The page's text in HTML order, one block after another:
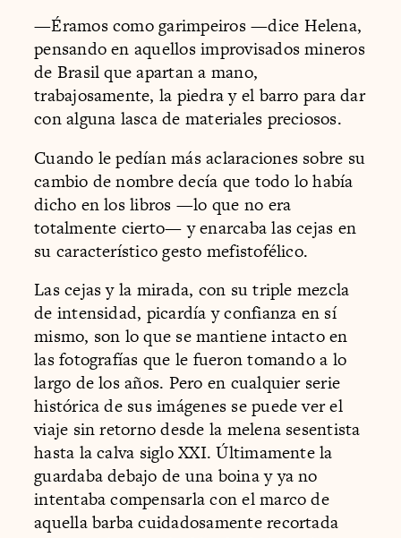
—Éramos como garimpeiros —dice Helena,
pensando en aquellos improvisados mineros
de Brasil que apartan a mano,
trabajosamente, la piedra y el barro para dar
con alguna lasca de materiales preciosos.
Cuando le pedían más aclaraciones sobre su
cambio de nombre decía que todo lo había
dicho en los libros —lo que no era
totalmente cierto— y enarcaba las cejas en
su característico gesto mefistofélico.
Las cejas y la mirada, con su triple mezcla
de intensidad, picardía y confianza en sí
mismo, son lo que se mantiene intacto en
las fotografías que le fueron tomando a lo
largo de los años. Pero en cualquier serie
histórica de sus imágenes se puede ver el
viaje sin retorno desde la melena sesentista
hasta la calva siglo XXI. Últimamente la
guardaba debajo de una boina y ya no
intentaba compensarla con el marco de
aquella barba cuidadosamente recortada